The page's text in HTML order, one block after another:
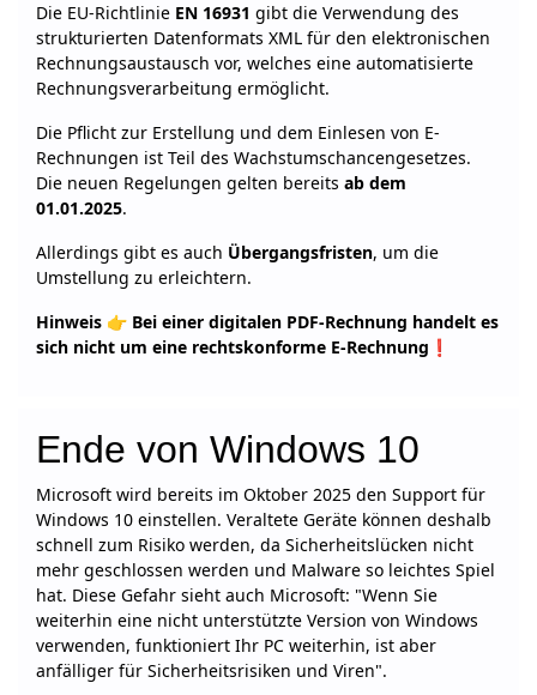
Die EU-Richtlinie EN 16931 gibt die Verwendung des
strukturierten Datenformats XML für den elektronischen
Rechnungsaustausch vor, welches eine automatisierte
Rechnungsverarbeitung ermöglicht.
Die Pflicht zur Erstellung und dem Einlesen von E-
Rechnungen ist Teil des Wachstumschancengesetzes.
Die neuen Regelungen gelten bereits ab dem
01.01.2025.
Allerdings gibt es auch Übergangsfristen, um die
Umstellung zu erleichtern.
Hinweis 👉 Bei einer digitalen PDF-Rechnung handelt es
sich nicht um eine rechtskonforme E-Rechnung ❗
Ende von Windows 10
Microsoft wird bereits im Oktober 2025 den Support für
Windows 10 einstellen. Veraltete Geräte können deshalb
schnell zum Risiko werden, da Sicherheitslücken nicht
mehr geschlossen werden und Malware so leichtes Spiel
hat. Diese Gefahr sieht auch Microsoft: "Wenn Sie
weiterhin eine nicht unterstützte Version von Windows
verwenden, funktioniert Ihr PC weiterhin, ist aber
anfälliger für Sicherheitsrisiken und Viren".